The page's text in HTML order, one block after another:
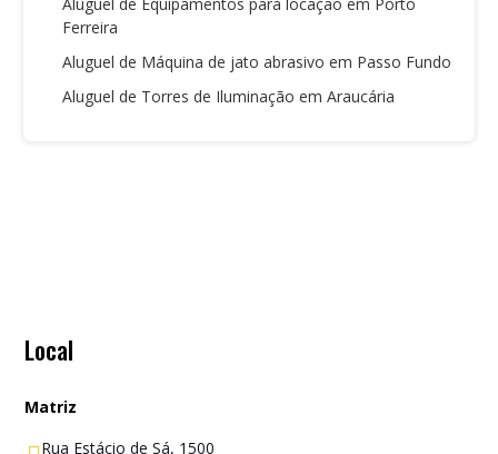
Ferreira
Aluguel de Máquina de jato abrasivo em Passo Fundo
Aluguel de Torres de Iluminação em Araucária
Local
Matriz
Rua Estácio de Sá, 1500